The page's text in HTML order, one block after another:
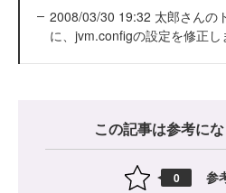
2008/03/30 19:32 太郎さんの
に、jvm.configの設定を修正し
この記事は参考に
0 参